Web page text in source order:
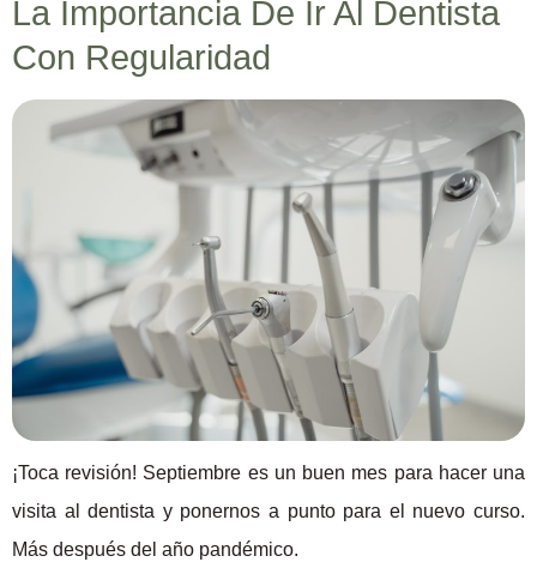
La Importancia De Ir Al Dentista
Con Regularidad
¡Toca revisión! Septiembre es un buen mes para hacer una
visita al dentista y ponernos a punto para el nuevo curso.
Más después del año pandémico.